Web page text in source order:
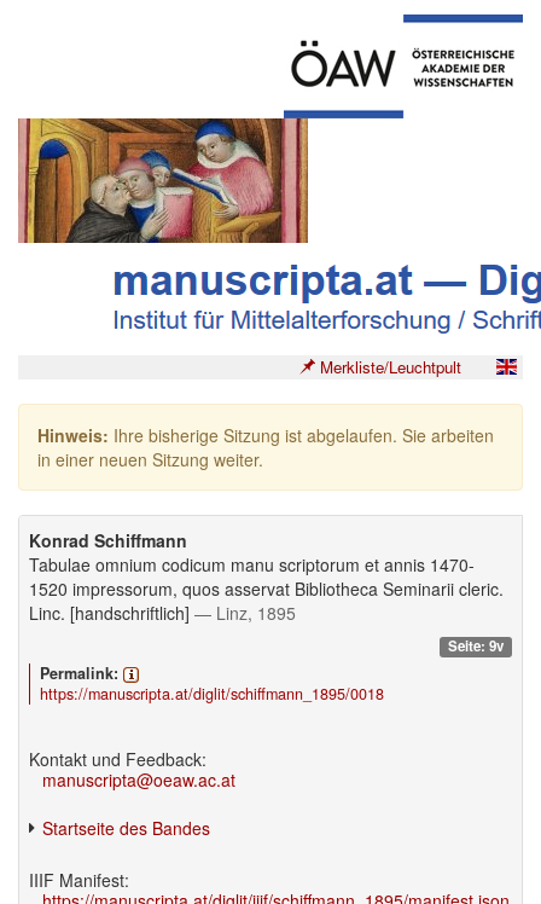
Merkliste/Leuchtpult
Hinweis: Ihre bisherige Sitzung ist abgelaufen. Sie arbeiten
in einer neuen Sitzung weiter.
Konrad Schiffmann
Tabulae omnium codicum manu scriptorum et annis 1470-
1520 impressorum, quos asservat Bibliotheca Seminarii cleric.
Linc. [handschriftlich] — Linz, 1895
Seite: 9v
Permalink:
https://manuscripta.at/diglit/schiffmann_1895/0018
Kontakt und Feedback:
manuscripta@oeaw.ac.at
Startseite des Bandes
IIIF Manifest: